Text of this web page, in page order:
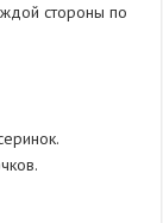
стороны по